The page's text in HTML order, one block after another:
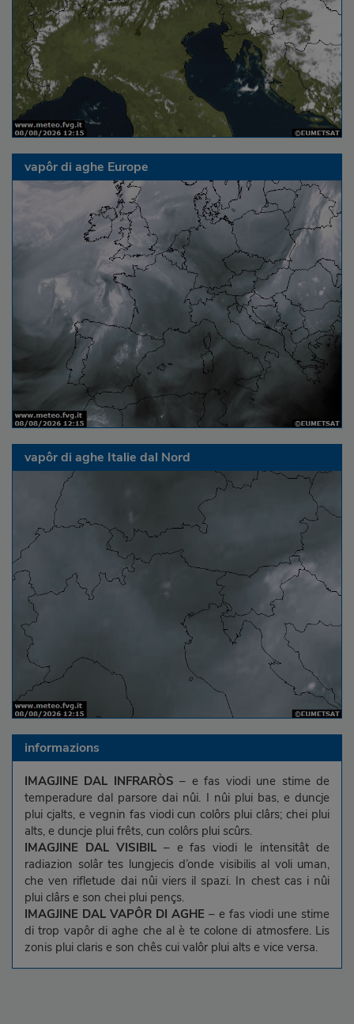
vapôr di aghe Europe
vapôr di aghe Italie dal Nord
informazions
IMAGJINE DAL INFRARÒS – e fas viodi une stime de
temperadure dal parsore dai nûi. I nûi plui bas, e duncje
plui cjalts, e vegnin fas viodi cun colôrs plui clârs; chei plui
alts, e duncje plui frêts, cun colôrs plui scûrs.
IMAGJINE DAL VISIBIL– e fas viodi le intensitât de
radiazion solâr tes lungjecis d’onde visibilis al voli uman,
che ven rifletude dai nûi viers il spazi. In chest cas i nûi
plui clârs e son chei plui pençs.
IMAGJINE DAL VAPÔR DI AGHE – e fas viodi une stime
di trop vapôr di aghe che al è te colone di atmosfere. Lis
zonis plui claris e son chês cui valôr plui alts e vice versa.